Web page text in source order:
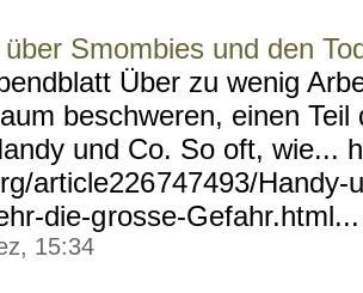
Smombies und den
Über zu wenig
beschweren, einen
und Co. So oft, wie...
article226747493/Handy-
die-grosse-
15:34